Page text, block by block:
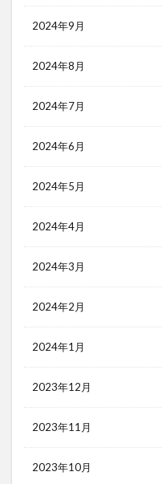
2024年9月
2024年8月
2024年7月
2024年6月
2024年5月
2024年4月
2024年3月
2024年2月
2024年1月
2023年12月
2023年11月
2023年10月